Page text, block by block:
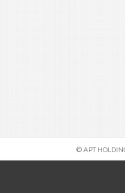
© APT